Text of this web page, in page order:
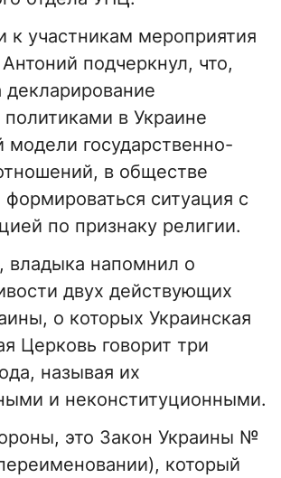
к участникам мероприятия
подчеркнул, что,
декларирование
в Украине
модели государственно-
в обществе
ситуация с
по признаку религии.
владыка напомнил о
двух действующих
о которых Украинская
Церковь говорит три
называя их
и неконституционными.
это Закон Украины №
который